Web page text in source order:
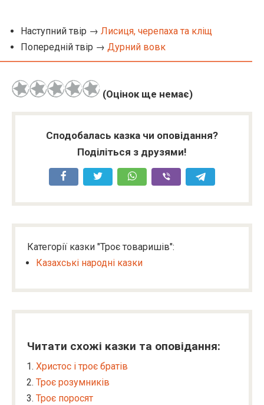
Наступний твір → Лисиця, черепаха та кліщ
Попередній твір → Дурний вовк
(Оцінок ще немає)
Сподобалась казка чи оповідання?
Поділіться з друзями!
Категорії казки "Троє товаришів":
Казахські народні казки
Читати схожі казки та оповідання:
Христос і троє братів
Троє розумників
Троє поросят